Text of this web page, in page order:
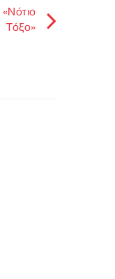
Τόξο»